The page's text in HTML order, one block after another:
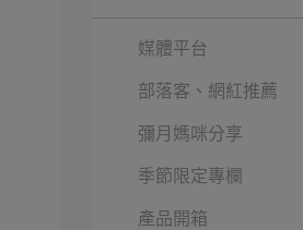
媒體平台
部落客、網紅推薦
彌月媽咪分享
季節限定專欄
產品開箱